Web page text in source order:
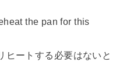
the pan for this
ヒートする必要はないと